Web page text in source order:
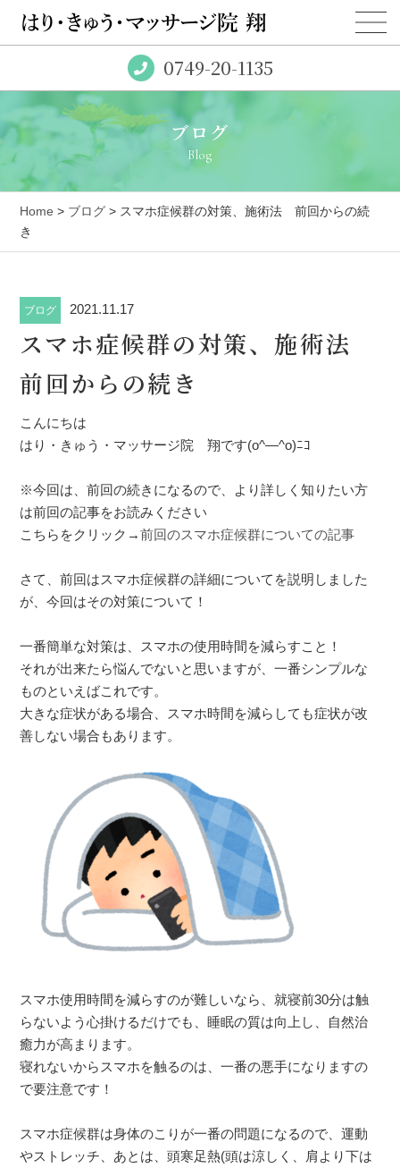
0749-20-1135
ブログ
Blog
Home > ブログ > スマホ症候群の対策、施術法 前回からの続
き
ブログ 2021.11.17
スマホ症候群の対策、施術法
前回からの続き
こんにちは
はり・きゅう・マッサージ院 翔です(o^―^o)ﾆｺ
※今回は、前回の続きになるので、より詳しく知りたい方
は前回の記事をお読みください
こちらをクリック→前回のスマホ症候群についての記事
さて、前回はスマホ症候群の詳細についてを説明しました
が、今回はその対策について！
一番簡単な対策は、スマホの使用時間を減らすこと！
それが出来たら悩んでないと思いますが、一番シンプルな
ものといえばこれです。
大きな症状がある場合、スマホ時間を減らしても症状が改
善しない場合もあります。
スマホ使用時間を減らすのが難しいなら、就寝前30分は触
らないよう心掛けるだけでも、睡眠の質は向上し、自然治
癒力が高まります。
寝れないからスマホを触るのは、一番の悪手になりますの
で要注意です！
スマホ症候群は身体のこりが一番の問題になるので、運動
やストレッチ、あとは、頭寒足熱(頭は涼しく、肩より下は